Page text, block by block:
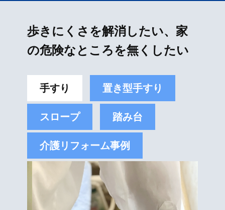
歩きにくさを解消したい、家
の危険なところを無くしたい
手すり 置き型手すり
スロープ 踏み台
介護リフォーム事例